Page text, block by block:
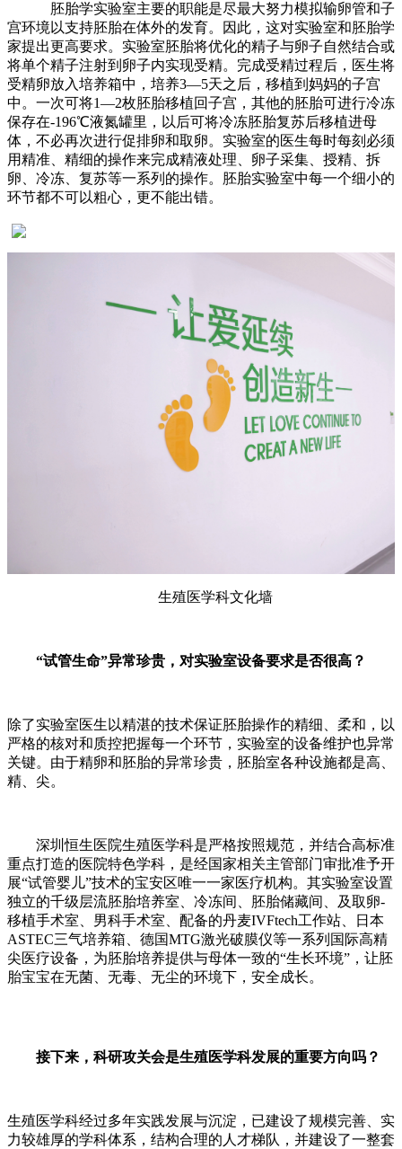
胚胎学实验室主要的职能是尽最大努力模拟输卵管和子
宫环境以支持胚胎在体外的发育。因此，这对实验室和胚胎学
家提出更高要求。实验室胚胎将优化的精子与卵子自然结合或
将单个精子注射到卵子内实现受精。完成受精过程后，医生将
受精卵放入培养箱中，培养3—5天之后，移植到妈妈的子宫
中。一次可将1—2枚胚胎移植回子宫，其他的胚胎可进行冷冻
保存在-196℃液氮罐里，以后可将冷冻胚胎复苏后移植进母
体，不必再次进行促排卵和取卵。实验室的医生每时每刻必须
用精准、精细的操作来完成精液处理、卵子采集、授精、拆
卵、冷冻、复苏等一系列的操作。胚胎实验室中每一个细小的
环节都不可以粗心，更不能出错。
生殖医学科文化墙
“试管生命”异常珍贵，对实验室设备要求是否很高？
除了实验室医生以精湛的技术保证胚胎操作的精细、柔和，以
严格的核对和质控把握每一个环节，实验室的设备维护也异常
关键。由于精卵和胚胎的异常珍贵，胚胎室各种设施都是高、
精、尖。
深圳恒生医院生殖医学科是严格按照规范，并结合高标准
重点打造的医院特色学科，是经国家相关主管部门审批准予开
展“试管婴儿”技术的宝安区唯一一家医疗机构。其实验室设置
独立的千级层流胚胎培养室、冷冻间、胚胎储藏间、及取卵-
移植手术室、男科手术室、配备的丹麦IVFtech工作站、日本
ASTEC三气培养箱、德国MTG激光破膜仪等一系列国际高精
尖医疗设备，为胚胎培养提供与母体一致的“生长环境”，让胚
胎宝宝在无菌、无毒、无尘的环境下，安全成长。
接下来，科研攻关会是生殖医学科发展的重要方向吗？
生殖医学科经过多年实践发展与沉淀，已建设了规模完善、实
力较雄厚的学科体系，结构合理的人才梯队，并建设了一整套